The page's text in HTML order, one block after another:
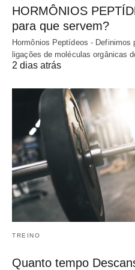
HORMÔNIOS
para que servem?
Hormônios Peptídeos - Definimos
ligações de moléculas orgânicas
2 dias atrás
TREINO
Quanto tempo